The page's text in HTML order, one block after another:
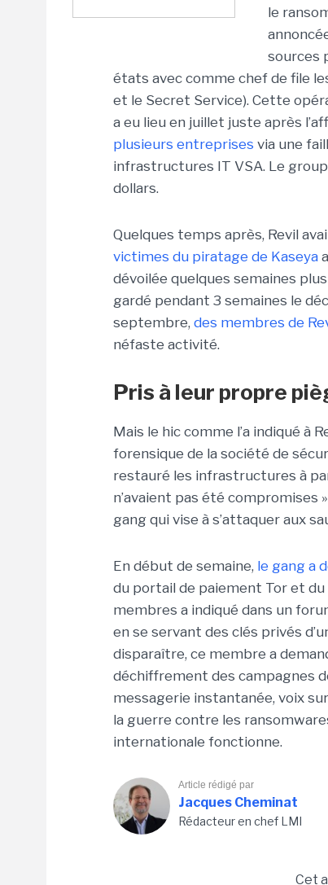
le
sources
états avec comme chef de file
et le Secret Service). Cette
a eu lieu en juillet juste après
plusieurs entreprises via une
infrastructures IT VSA. Le
dollars.
Quelques temps après, Revil
victimes du piratage de Kaseya
dévoilée quelques semaines
gardé pendant 3 semaines le
septembre, des membres de
néfaste activité.
Pris à leur propre
Mais le hic comme l’a indiqué à
forensique de la société de
restauré les infrastructures à
n’avaient pas été compromises
gang qui vise à s’attaquer aux
En début de semaine, le gang a
du portail de paiement Tor et
membres a indiqué dans un
en se servant des clés privés
disparaître, ce membre a
déchiffrement des campagnes
messagerie instantanée, voix
la guerre contre les
internationale fonctionne.
Article rédigé par
Jacques Cheminat
Rédacteur en chef LMI
Cet